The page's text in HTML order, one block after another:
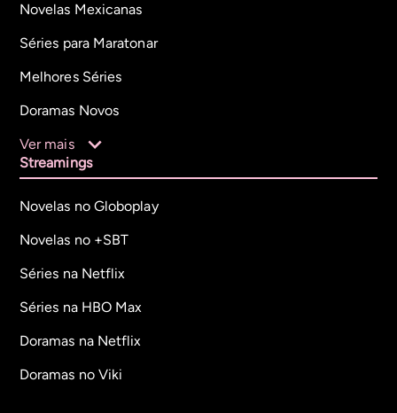
Novelas Mexicanas
Séries para Maratonar
Melhores Séries
Doramas Novos
Ver mais
Streamings
Novelas no Globoplay
Novelas no +SBT
Séries na Netflix
Séries na HBO Max
Doramas na Netflix
Doramas no Viki